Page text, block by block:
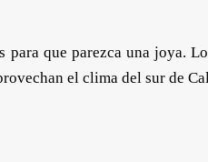
que parezca una joya.
el clima del sur de